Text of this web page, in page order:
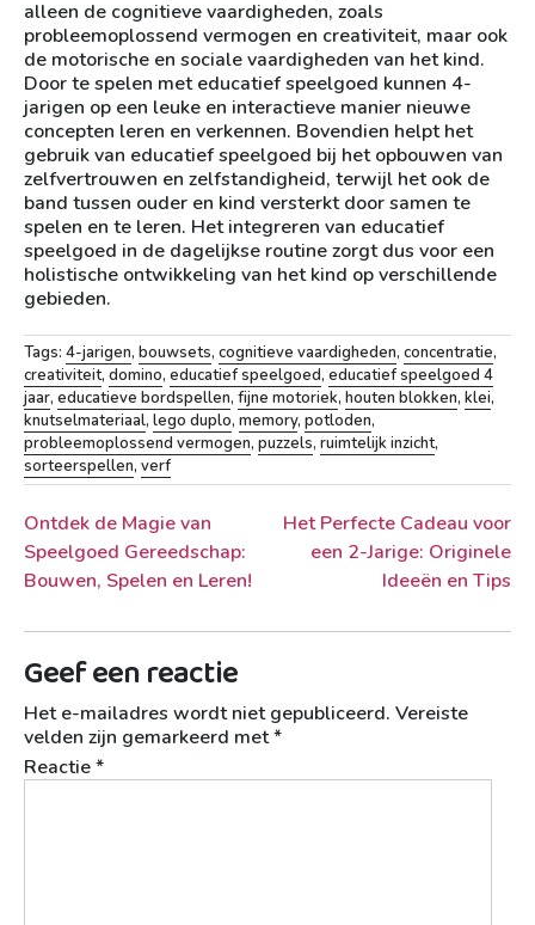
alleen de cognitieve vaardigheden, zoals
probleemoplossend vermogen en creativiteit, maar ook
de motorische en sociale vaardigheden van het kind.
Door te spelen met educatief speelgoed kunnen 4-
jarigen op een leuke en interactieve manier nieuwe
concepten leren en verkennen. Bovendien helpt het
gebruik van educatief speelgoed bij het opbouwen van
zelfvertrouwen en zelfstandigheid, terwijl het ook de
band tussen ouder en kind versterkt door samen te
spelen en te leren. Het integreren van educatief
speelgoed in de dagelijkse routine zorgt dus voor een
holistische ontwikkeling van het kind op verschillende
gebieden.
Tags: 4-jarigen, bouwsets, cognitieve vaardigheden, concentratie,
creativiteit, domino, educatief speelgoed, educatief speelgoed 4
jaar, educatieve bordspellen, fijne motoriek, houten blokken, klei,
knutselmateriaal, lego duplo, memory, potloden,
probleemoplossend vermogen, puzzels, ruimtelijk inzicht,
sorteerspellen, verf
Berichtnavigatie
Ontdek de Magie van
Speelgoed Gereedschap:
Bouwen, Spelen en Leren!
Het Perfecte Cadeau voor
een 2-Jarige: Originele
Ideeën en Tips
Geef een reactie
Het e-mailadres wordt niet gepubliceerd. Vereiste
velden zijn gemarkeerd met*
Reactie*